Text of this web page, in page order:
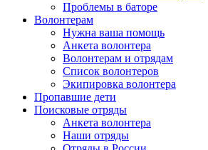
Проблемы в баторе
Волонтерам
Нужна ваша помощь
Анкета волонтера
Волонтерам и отрядам
Список волонтеров
Экипировка волонтера
Пропавшие дети
Поисковые отряды
Анкета волонтера
Наши отряды